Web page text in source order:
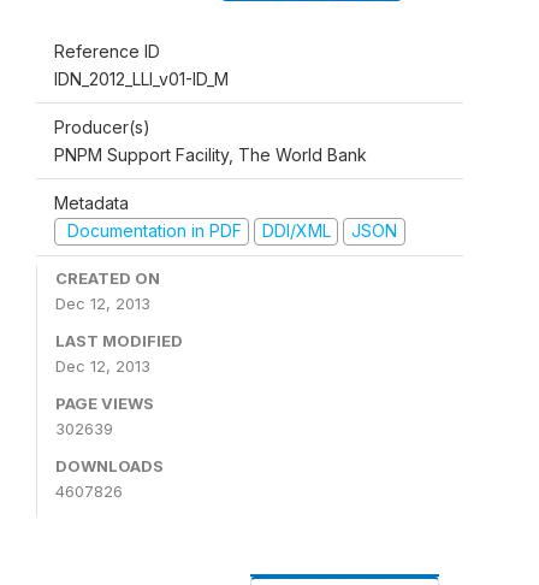
Reference ID
IDN_2012_LLI_v01-ID_M
Producer(s)
PNPM Support Facility, The World Bank
Metadata
Documentation in PDF
DDI/XML JSON
CREATED ON
Dec 12, 2013
LAST MODIFIED
Dec 12, 2013
PAGE VIEWS
302639
DOWNLOADS
4607826